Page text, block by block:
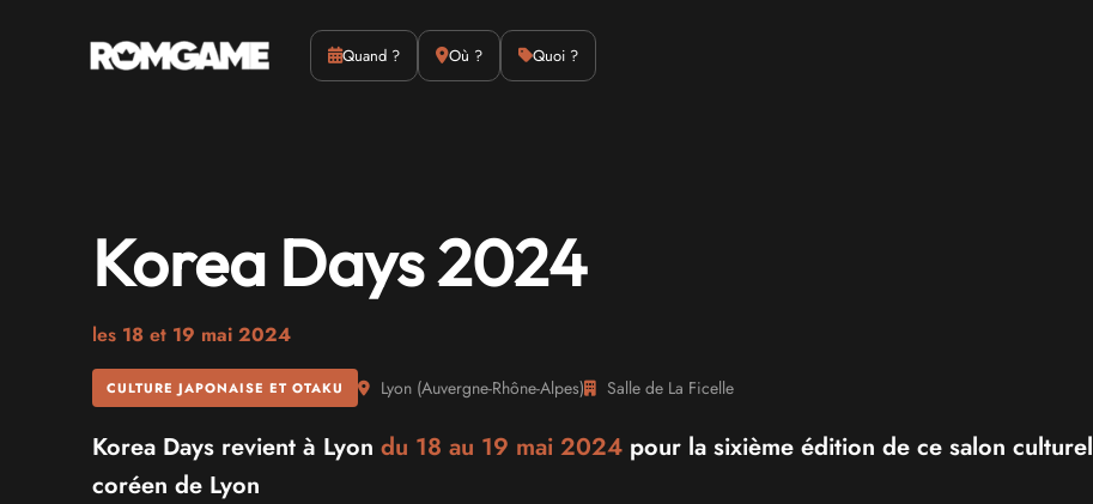
Quand ? Où ? Quoi ?
Actus Culture Emulation
Korea Days 2024
les 18et 19 mai 2024
CULTURE JAPONAISE ET OTAKU Lyon(Auvergne-Rhône-Alpes) Salle de La Ficelle
Korea Days revient à Lyon du 18 au 19 mai 2024pour la sixième édition de ce salon culturel
coréen de Lyon